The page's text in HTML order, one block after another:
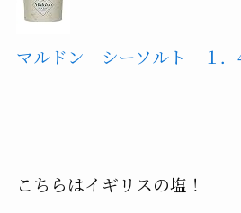
マルドン シーソルト １．
こちらはイギリスの塩！